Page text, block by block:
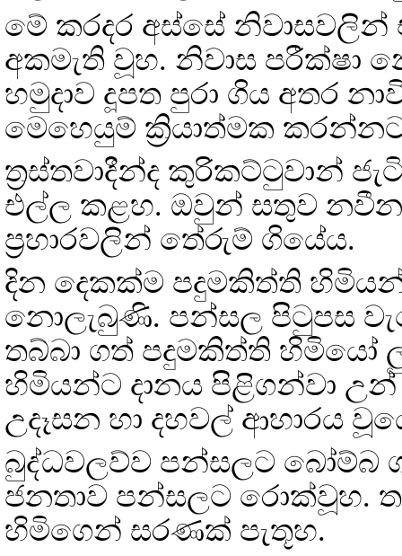
මේ කරදර අස්සේ
අකමැති වූහ. නිවාස පරීක්ෂා
හමුදාව දූපත පුරා ගිය අතර
මෙහෙයුම් ක්‍රියාත්මක
ත්‍රස්තවාදීන්ද කුරිකට්ටුවාන්
එල්ල කළහ. ඔවුන් සතුව
ප්‍රහාරවලින් තේරුම් ගියේය.
දින දෙකක්ම පදුමකිත්ති
නොලැබුණි. පන්සල පිටුපස
තබ්බා ගත් පදුමකිත්ති හිමියෝ
හිමියන්ට දානය පිළිගන්වා උන්
උදෑසන හා දහවල් ආහාරය
බුද්ධවලව්ව පන්සලට බෝම්බ
ජනතාව පන්සලට රොක්වූහ.
හිමිගෙන් සරණක් පැතූහ.